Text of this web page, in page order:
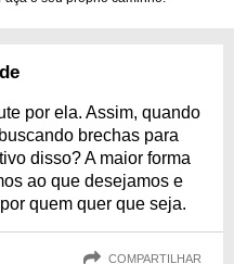
por ela. Assim, quando
brechas para
disso? A maior forma
ao que desejamos e
quem quer que seja.
COMPARTILHAR